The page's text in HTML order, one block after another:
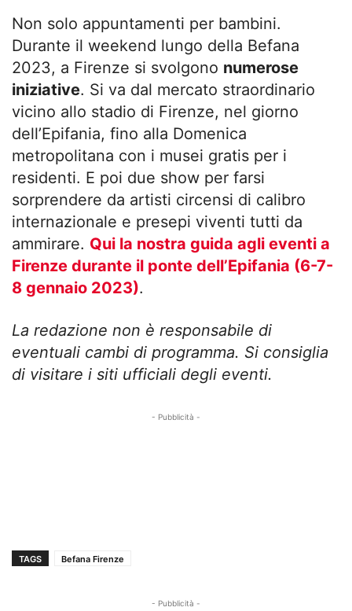
Non solo appuntamenti per bambini.
Durante il weekend lungo della Befana
2023, a Firenze si svolgono numerose
iniziative. Si va dal mercato straordinario
vicino allo stadio di Firenze, nel giorno
dell’Epifania, fino alla Domenica
metropolitana con i musei gratis per i
residenti. E poi due show per farsi
sorprendere da artisti circensi di calibro
internazionale e presepi viventi tutti da
ammirare. Qui la nostra guida agli eventi a
Firenze durante il ponte dell’Epifania (6-7-
8 gennaio 2023).
La redazione non è responsabile di
eventuali cambi di programma. Si consiglia
di visitare i siti ufficiali degli eventi.
- Pubblicità -
TAGS Befana Firenze
- Pubblicità -